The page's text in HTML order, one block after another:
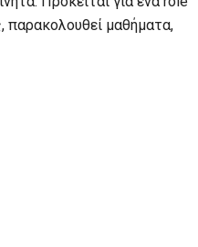
παρακολουθεί μαθήματα,